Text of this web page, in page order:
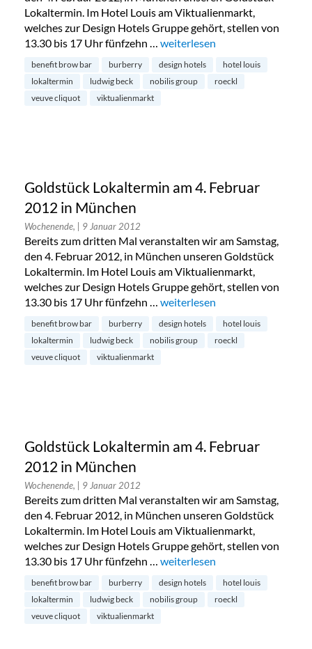
Lokaltermin. Im Hotel Louis am Viktualienmarkt,
welches zur Design Hotels Gruppe gehört, stellen von
13.30 bis 17 Uhr fünfzehn … „Goldstück Lokaltermin am 4.
weiterlesen
benefit brow bar burberry design hotels
hotel louis
lokaltermin
ludwig beck nobilis group
roeckl
veuve cliquot
viktualienmarkt
Goldstück Lokaltermin am 4. Februar
2012 in München
Wochenende, | 9 Januar 2012
Bereits zum dritten Mal veranstalten wir am Samstag,
den 4. Februar 2012, in München unseren Goldstück
Lokaltermin. Im Hotel Louis am Viktualienmarkt,
welches zur Design Hotels Gruppe gehört, stellen von
13.30 bis 17 Uhr fünfzehn … „Goldstück Lokaltermin am 4.
weiterlesen
benefit brow bar burberry design hotels
hotel louis
lokaltermin
ludwig beck nobilis group
roeckl
veuve cliquot
viktualienmarkt
Goldstück Lokaltermin am 4. Februar
2012 in München
Wochenende, | 9 Januar 2012
Bereits zum dritten Mal veranstalten wir am Samstag,
den 4. Februar 2012, in München unseren Goldstück
Lokaltermin. Im Hotel Louis am Viktualienmarkt,
welches zur Design Hotels Gruppe gehört, stellen von
13.30 bis 17 Uhr fünfzehn … „Goldstück Lokaltermin am 4.
weiterlesen
benefit brow bar burberry design hotels
hotel louis
lokaltermin
ludwig beck nobilis group
roeckl
veuve cliquot
viktualienmarkt